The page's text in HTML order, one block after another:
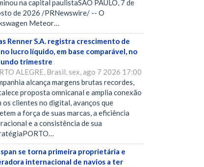
na capital paulistaSÃO PAULO, 7 de
de 2026 /PRNewswire/ -- O
Meteor…
Renner S.A. registra crescimento de
lucro líquido, em base comparável, no
trimestre
ALEGRE, Brasil, sex, ago 7 2026 17:00
alcança margens brutas recordes,
proposta omnicanal e amplia conexão
os clientes no digital, avanços que
a força de suas marcas, a eficiência
e a consistência de sua
se torna primeira proprietária e
internacional de navios a ter